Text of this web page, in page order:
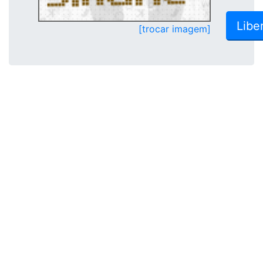
[trocar imagem]